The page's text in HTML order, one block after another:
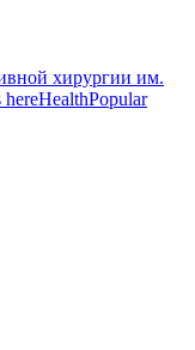
хирургии им.
hereHealthPopular